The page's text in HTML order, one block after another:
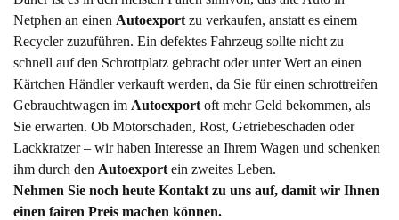
Netphen an einen Autoexport zu verkaufen, anstatt es einem
Recycler zuzuführen. Ein defektes Fahrzeug sollte nicht zu
schnell auf den Schrottplatz gebracht oder unter Wert an einen
Kärtchen Händler verkauft werden, da Sie für einen schrottreifen
Gebrauchtwagen im Autoexport oft mehr Geld bekommen, als
Sie erwarten. Ob Motorschaden, Rost, Getriebeschaden oder
Lackkratzer – wir haben Interesse an Ihrem Wagen und schenken
ihm durch den Autoexport ein zweites Leben.
Nehmen Sie noch heute Kontakt zu uns auf, damit wir Ihnen
einen fairen Preis machen können.